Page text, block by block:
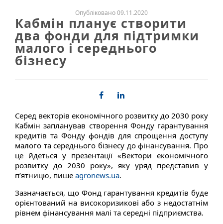
Опубліковано 09.11.2020
Кабмін планує створити
два фонди для підтримки
малого і середнього
бізнесу
Серед векторів економічного розвитку до 2030 року
Кабмін запланував створення Фонду гарантування
кредитів та Фонду фондів для спрощення доступу
малого та середнього бізнесу до фінансування. Про
це йдеться у презентації «Вектори економічного
розвитку до 2030 року», яку уряд представив у
п’ятницю, пише agronews.ua.
Зазначається, що Фонд гарантування кредитів буде
орієнтований на високоризикові або з недостатнім
рівнем фінансування малі та середні підприємства.